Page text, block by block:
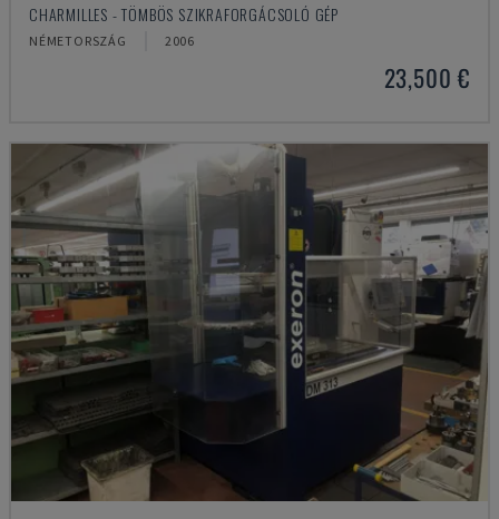
CHARMILLES - TÖMBÖS SZIKRAFORGÁCSOLÓ GÉP
NÉMETORSZÁG 2006
23,500 €